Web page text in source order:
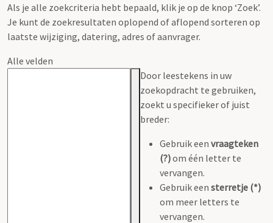
Als je alle zoekcriteria hebt bepaald, klik je op de knop ‘Zoek’.
Je kunt de zoekresultaten oplopend of aflopend sorteren op
laatste wijziging, datering, adres of aanvrager.
Alle velden
Door leestekens in uw
zoekopdracht te gebruiken,
zoekt u specifieker of juist
breder:
Gebruik een vraagteken
(?)om één letter te
vervangen.
Gebruik een sterretje (*)
om meer letters te
vervangen.